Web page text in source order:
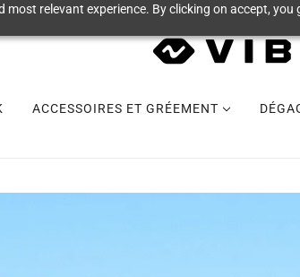
relevant experience. By clicking on accept,
ACCESSOIRES ET GRÉEMENT